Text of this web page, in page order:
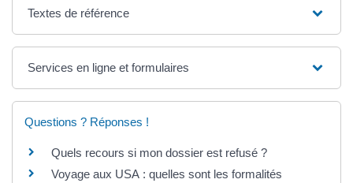
Textes de référence
Services en ligne et formulaires
Questions ? Réponses !
Quels recours si mon dossier est refusé ?
Voyage aux USA : quelles sont les formalités